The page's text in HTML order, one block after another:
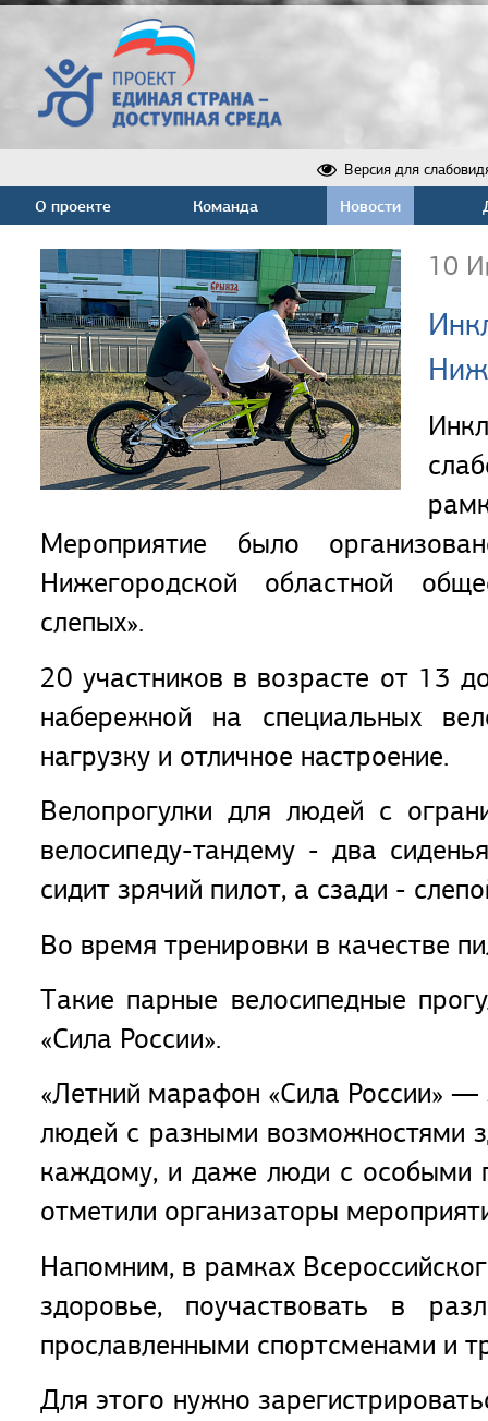
Версия для
О проекте Команда Новости
10
Мероприятие было
Нижегородской областной
слепых».
20 участников в возрасте от 13
набережной на специальных
нагрузку и отличное настроение.
Велопрогулки для людей с
велосипеду-тандему - два
сидит зрячий пилот, а сзади -
Во время тренировки в качестве
Такие парные велосипедные
«Сила России».
«Летний марафон «Сила России»
людей с разными возможностями
каждому, и даже люди с особыми
отметили организаторы
Напомним, в рамках
здоровье, поучаствовать в
прославленными спортсменами и
Для этого нужно